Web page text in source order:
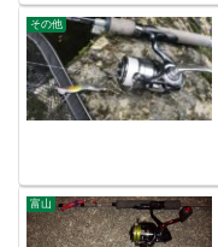
その他
富山